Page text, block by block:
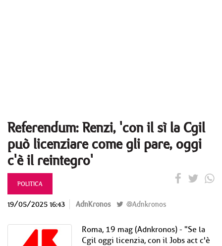
Referendum: Renzi, 'con il sì la Cgil
può licenziare come gli pare, oggi
c'è il reintegro'
POLITICA
19/05/2025 16:43 AdnKronos @Adnkronos
Roma, 19 mag (Adnkronos) - "Se la
Cgil oggi licenzia, con il Jobs act c'è